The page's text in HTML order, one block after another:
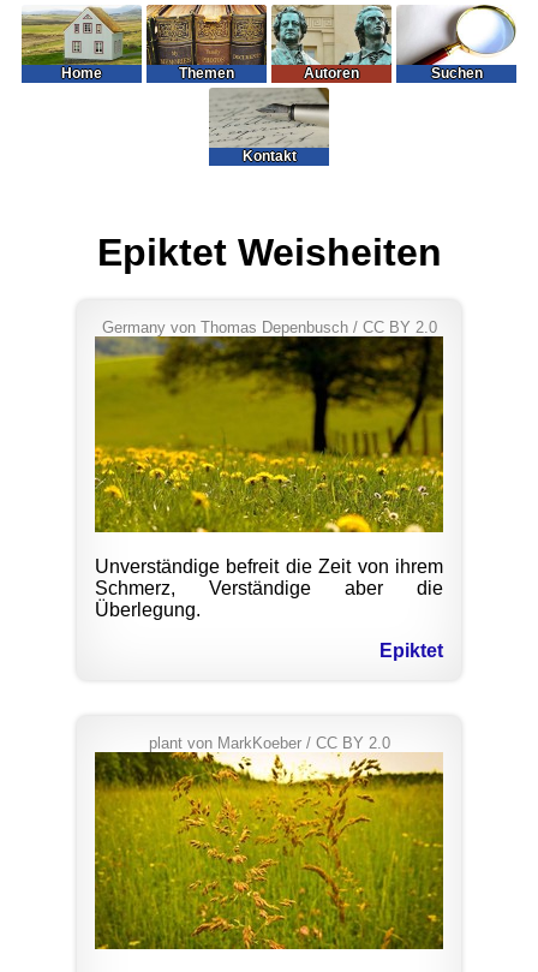
Home Themen Autoren Suchen
Kontakt
Epiktet Weisheiten
Germanyvon Thomas Depenbusch/ CC BY 2.0
Unverständige befreit die Zeit von ihrem
Schmerz, Verständige aber die
Überlegung.
Epiktet
plantvon MarkKoeber/ CC BY 2.0